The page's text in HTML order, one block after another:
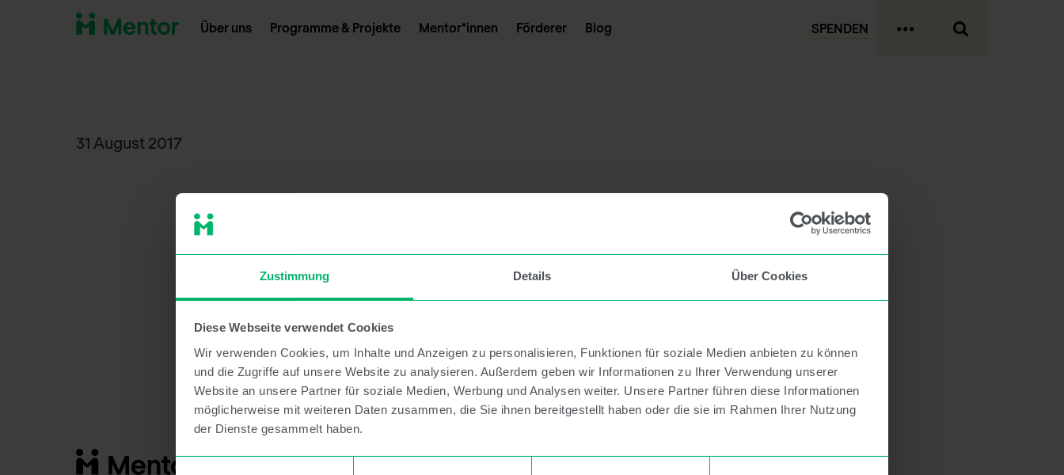
Zustimmung Details Über Cookies
Diese Webseite verwendet Cookies
Wir verwenden Cookies, um Inhalte und Anzeigen zu personalisieren, Funktionen für soziale Medien anbieten zu können
und die Zugriffe auf unsere Website zu analysieren. Außerdem geben wir Informationen zu Ihrer Verwendung unserer
Website an unsere Partner für soziale Medien, Werbung und Analysen weiter. Unsere Partner führen diese Informationen
möglicherweise mit weiteren Daten zusammen, die Sie ihnen bereitgestellt haben oder die sie im Rahmen Ihrer Nutzung
der Dienste gesammelt haben.
Einwilligungsauswahl
Über uns Programme & Projekte Mentor*innen Förderer Blog SPENDEN
31 August 2017
Über uns
KONTAKT
Downloads